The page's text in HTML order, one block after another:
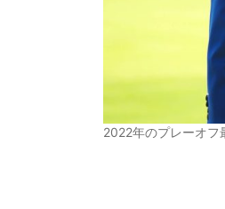
2022年のプレーオフ